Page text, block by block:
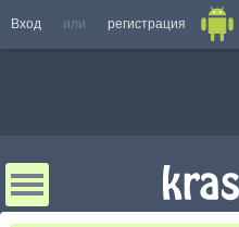
Вход или регистрация